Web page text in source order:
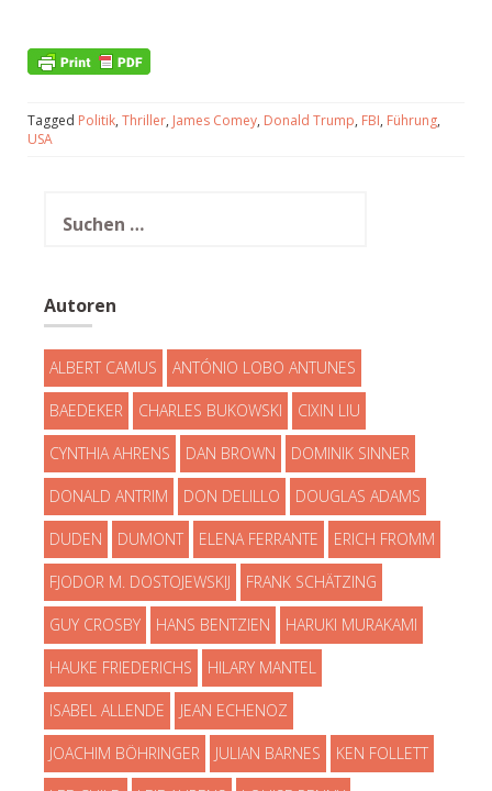
Tagged Politik, Thriller, James Comey, Donald Trump, FBI, Führung,
USA
nach:
Autoren
ALBERT CAMUS ANTÓNIO LOBO ANTUNES
BAEDEKER CHARLES BUKOWSKI CIXIN LIU
CYNTHIA AHRENS DAN BROWN DOMINIK SINNER
DONALD ANTRIM DON DELILLO DOUGLAS ADAMS
DUDEN DUMONT ELENA FERRANTE ERICH FROMM
FJODOR M. DOSTOJEWSKIJ FRANK SCHÄTZING
GUY CROSBY HANS BENTZIEN HARUKI MURAKAMI
HAUKE FRIEDERICHS HILARY MANTEL
ISABEL ALLENDE JEAN ECHENOZ
JOACHIM BÖHRINGER JULIAN BARNES KEN FOLLETT